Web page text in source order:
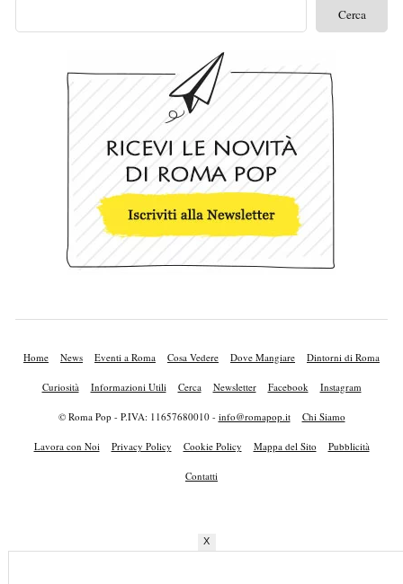
Home News Eventi a Roma Cosa Vedere Dove Mangiare Dintorni di Roma
Curiosità Informazioni Utili Cerca Newsletter Facebook Instagram
© Roma Pop - P.IVA: 11657680010 - info@romapop.it Chi Siamo
Lavora con Noi Privacy Policy Cookie Policy Mappa del Sito Pubblicità
Contatti
X